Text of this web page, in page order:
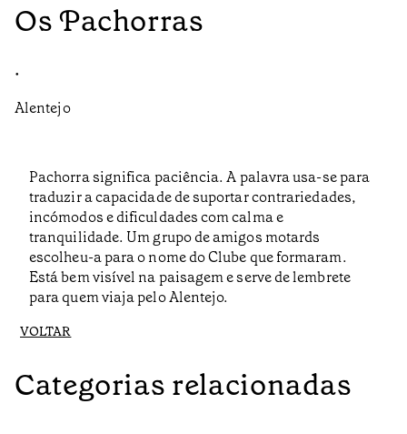
Os Pachorras
•
Alentejo
Pachorra significa paciência. A palavra usa-se para
traduzir a capacidade de suportar contrariedades,
incómodos e dificuldades com calma e
tranquilidade. Um grupo de amigos motards
escolheu-a para o nome do Clube que formaram.
Está bem visível na paisagem e serve de lembrete
para quem viaja pelo Alentejo.
VOLTAR
Categorias relacionadas